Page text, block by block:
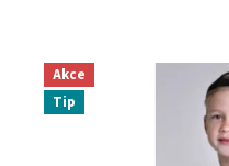
Akce
Tip